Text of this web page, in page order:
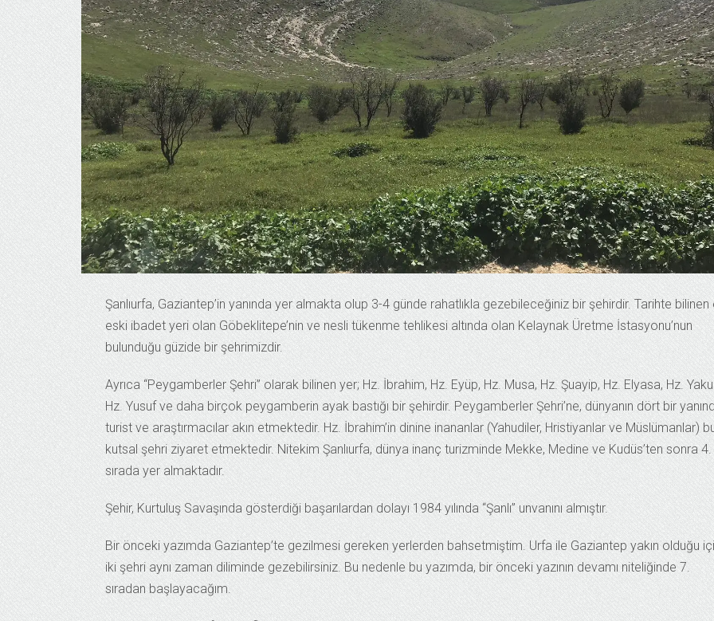
Şanlıurfa, Gaziantep’in yanında yer almakta olup 3-4 günde rahatlıkla gezebileceğiniz bir şehirdir. Tarihte bilinen
eski ibadet yeri olan Göbeklitepe’nin ve nesli tükenme tehlikesi altında olan Kelaynak Üretme İstasyonu’nun
bulunduğu güzide bir şehrimizdir.
Ayrıca “Peygamberler Şehri” olarak bilinen yer; Hz. İbrahim, Hz. Eyüp, Hz. Musa, Hz. Şuayip, Hz. Elyasa, Hz.
Hz. Yusuf ve daha birçok peygamberin ayak bastığı bir şehirdir. Peygamberler Şehri’ne, dünyanın dört bir
turist ve araştırmacılar akın etmektedir. Hz. İbrahim’in dinine inananlar (Yahudiler, Hristiyanlar ve Müslümanlar)
kutsal şehri ziyaret etmektedir. Nitekim Şanlıurfa, dünya inanç turizminde Mekke, Medine ve Kudüs’ten sonra 4.
sırada yer almaktadır.
Şehir, Kurtuluş Savaşında gösterdiği başarılardan dolayı 1984 yılında “Şanlı” unvanını almıştır.
Bir önceki yazımda Gaziantep’te gezilmesi gereken yerlerden bahsetmiştim. Urfa ile Gaziantep yakın olduğu
iki şehri aynı zaman diliminde gezebilirsiniz. Bu nedenle bu yazımda, bir önceki yazının devamı niteliğinde 7.
sıradan başlayacağım.